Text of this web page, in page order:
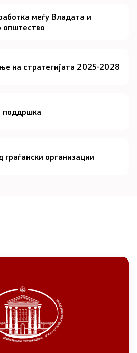
од седниците на
меѓу Владата и
општество
на стратегијата 2025-2028
поддршка
граѓански организации